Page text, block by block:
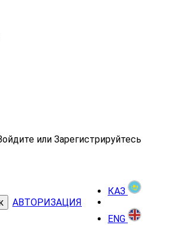
или Зарегистрируйтесь
АВТОРИЗАЦИЯ
КАЗ
ENG